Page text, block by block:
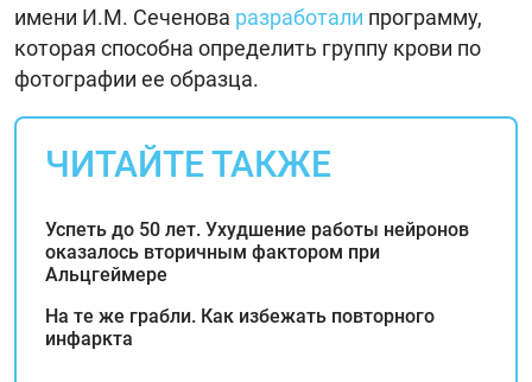
имени И.М. Сеченова разработали программу,
которая способна определить группу крови по
фотографии ее образца.
ЧИТАЙТЕ ТАКЖЕ
Успеть до 50 лет. Ухудшение работы нейронов
оказалось вторичным фактором при
Альцгеймере
На те же грабли. Как избежать повторного
инфаркта